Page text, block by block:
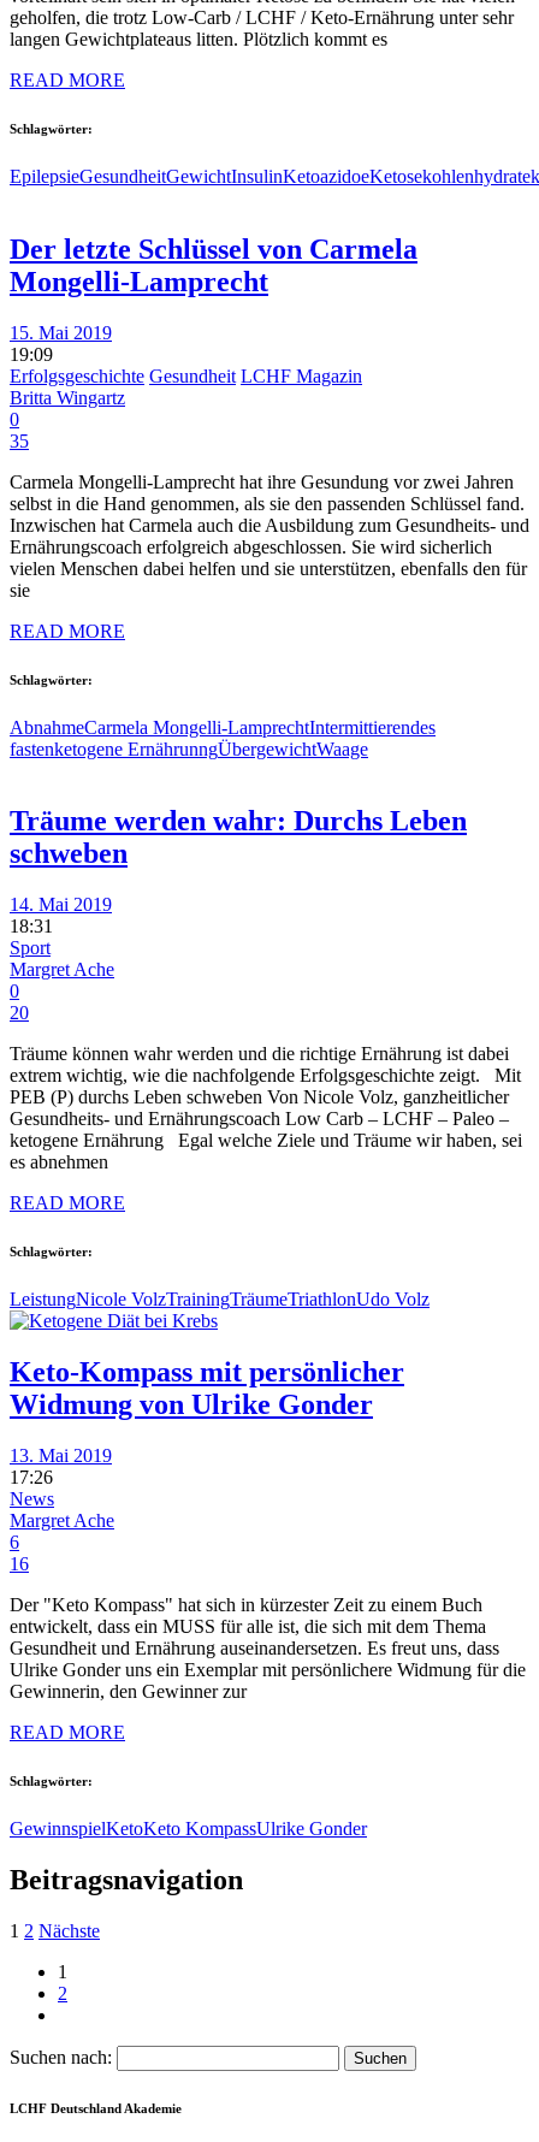
geholfen, die trotz Low-Carb / LCHF / Keto-Ernährung unter sehr
langen Gewichtplateaus litten. Plötzlich kommt es
READ MORE
Schlagwörter:
EpilepsieGesundheitGewichtInsulinKetoazidoeKetosekohlenhydrate
Der letzte Schlüssel von Carmela
Mongelli-Lamprecht
15. Mai 2019
19:09
Erfolgsgeschichte Gesundheit LCHF Magazin
Britta Wingartz
0
35
Carmela Mongelli-Lamprecht hat ihre Gesundung vor zwei Jahren
selbst in die Hand genommen, als sie den passenden Schlüssel fand.
Inzwischen hat Carmela auch die Ausbildung zum Gesundheits- und
Ernährungscoach erfolgreich abgeschlossen. Sie wird sicherlich
vielen Menschen dabei helfen und sie unterstützen, ebenfalls den für
sie
READ MORE
Schlagwörter:
AbnahmeCarmela Mongelli-LamprechtIntermittierendes
fastenketogene ErnährunngÜbergewichtWaage
Träume werden wahr: Durchs Leben
schweben
14. Mai 2019
18:31
Sport
Margret Ache
0
20
Träume können wahr werden und die richtige Ernährung ist dabei
extrem wichtig, wie die nachfolgende Erfolgsgeschichte zeigt. Mit
PEB (P) durchs Leben schweben Von Nicole Volz, ganzheitlicher
Gesundheits- und Ernährungscoach Low Carb – LCHF – Paleo –
ketogene Ernährung Egal welche Ziele und Träume wir haben, sei
es abnehmen
READ MORE
Schlagwörter:
LeistungNicole VolzTrainingTräumeTriathlonUdo Volz
Keto-Kompass mit persönlicher
Widmung von Ulrike Gonder
13. Mai 2019
17:26
News
Margret Ache
6
16
Der "Keto Kompass" hat sich in kürzester Zeit zu einem Buch
entwickelt, dass ein MUSS für alle ist, die sich mit dem Thema
Gesundheit und Ernährung auseinandersetzen. Es freut uns, dass
Ulrike Gonder uns ein Exemplar mit persönlichere Widmung für die
Gewinnerin, den Gewinner zur
READ MORE
Schlagwörter:
GewinnspielKetoKeto KompassUlrike Gonder
Beitragsnavigation
1 2 Nächste
1
2
Suchen nach:
LCHF Deutschland Akademie